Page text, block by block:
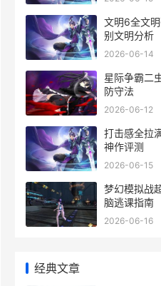
文明6全文
别文明分析
2026-06-14
星际争霸二
防守法
2026-06-12
打击感全拉
神作评测
2026-06-15
梦幻模拟战
脑逃课指南
2026-06-16
经典文章